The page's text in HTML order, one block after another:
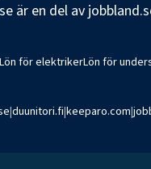
är en del av
Lön för elektrikerLön för
|duunitori.fi|keeparo.com|